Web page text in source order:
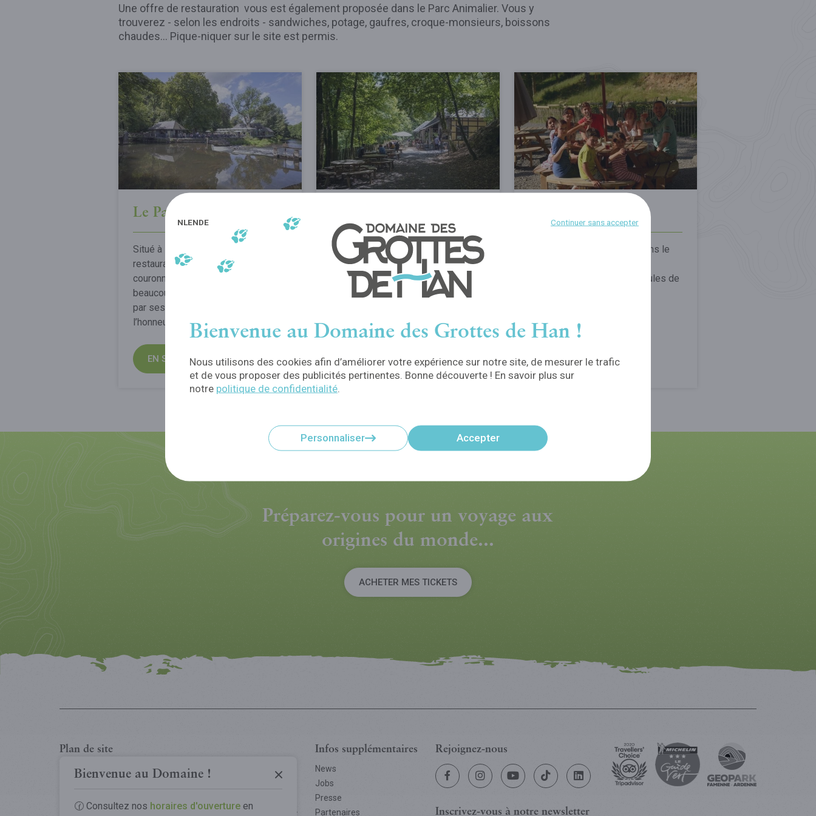
Une offre de restauration vous est également proposée dans le Parc Animalier. Vous y
trouverez - selon les endroits - sandwiches, potage, gaufres, croque-monsieurs, boissons
chaudes… Pique-niquer sur le site est permis.
Le Pavillon
Situé à la sortie de la Grotte, ce
restaurant au style art déco,
couronné Bistrot de Terroir, a
beaucoup de charme. Il se distingue
par ses nombreux plats mettant à
l’honneur des produits locaux.
EN SAVOIR PLUS
​Au cœur du Parc Animalier, après
2,5 km de marche sur le Sentier
pédestre, arrêtez-vous au Bistrot
Le Tivoli, l’ancien terminus du tram.
pause gourmande !
EN SAVOIR PLUS
A la sortie de la Grotte ou dans le
proposons différentes formules de
EN SAVOIR PLUS
Préparez-vous pour un voyage aux
origines du monde...
ACHETER MES TICKETS
Bienvenue au Domaine !
🕜 Consultez nos horaires d'ouvertureen
Plan de site
Grotte
Infos pratiques
Écoles
Tickets PassHan & PassHan+
Infos supplémentaires
News
Jobs
Presse
Partenaires
Rejoignez-nous
Inscrivez-vous à notre newsletter
Bienvenue au Domaine des Grottes de Han !
Nous utilisons des cookies afin d’améliorer votre expérience sur notre site, de mesurer le trafic
et de vous proposer des publicités pertinentes. Bonne découverte ! En savoir plus sur
notre politique de confidentialité
NLENDE
Personnaliser Accepter
Continuer sans accepter